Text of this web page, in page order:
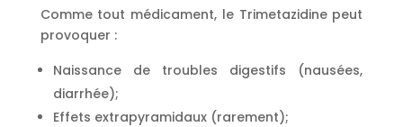
Comme tout médicament, le Trimetazidine peut
provoquer :
Naissance de troubles digestifs (nausées,
diarrhée);
Effets extrapyramidaux (rarement);